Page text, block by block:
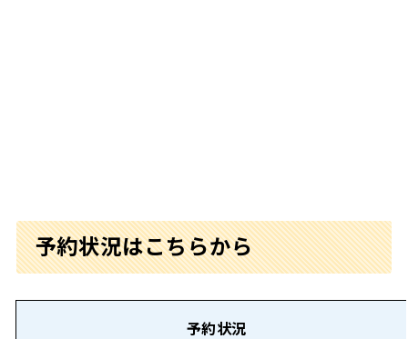
予約状況はこちらから
予約状況